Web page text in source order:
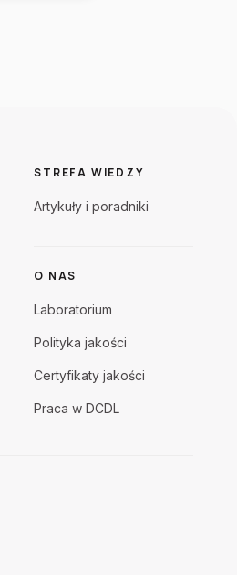
STREFA WIEDZY
Artykuły i poradniki
O NAS
Laboratorium
Polityka jakości
Certyfikaty jakości
Praca w DCDL